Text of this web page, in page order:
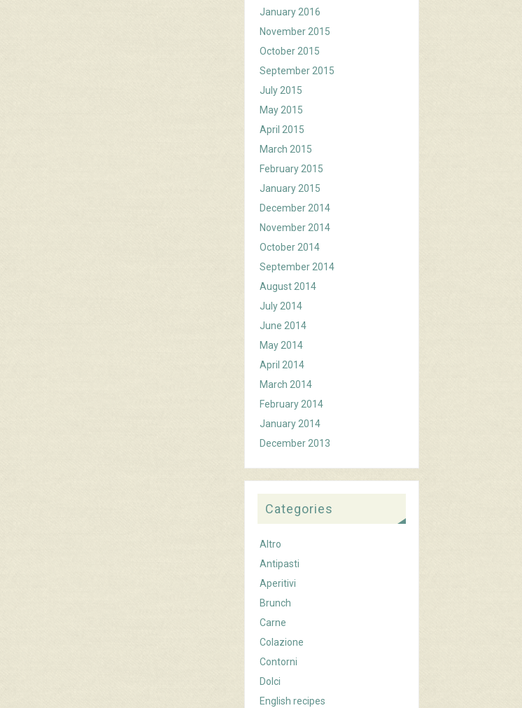
January 2016
November 2015
October 2015
September 2015
July 2015
May 2015
April 2015
March 2015
February 2015
January 2015
December 2014
November 2014
October 2014
September 2014
August 2014
July 2014
June 2014
May 2014
April 2014
March 2014
February 2014
January 2014
December 2013
Categories
Altro
Antipasti
Aperitivi
Brunch
Carne
Colazione
Contorni
Dolci
English recipes